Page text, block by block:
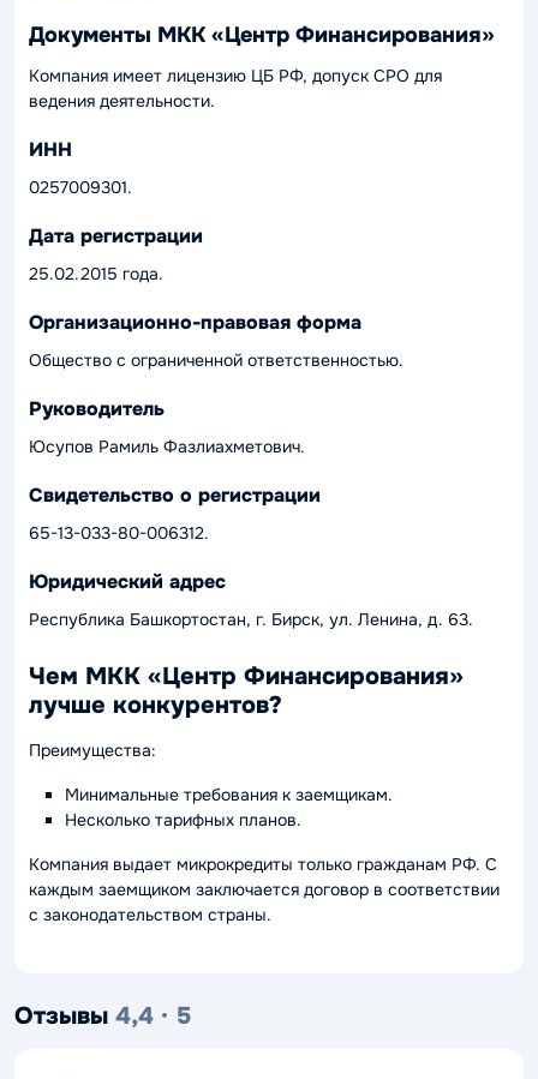
Документы МКК «Центр Финансирования»
Компания имеет лицензию ЦБ РФ, допуск СРО для
ведения деятельности.
ИНН
0257009301.
Дата регистрации
25.02.2015 года.
Организационно-правовая форма
Общество с ограниченной ответственностью.
Руководитель
Юсупов Рамиль Фазлиахметович.
Свидетельство о регистрации
65-13-033-80-006312.
Юридический адрес
Республика Башкортостан, г. Бирск, ул. Ленина, д. 63.
Чем МКК «Центр Финансирования»
лучше конкурентов?
Преимущества:
Минимальные требования к заемщикам.
Несколько тарифных планов.
Компания выдает микрокредиты только гражданам РФ. С
каждым заемщиком заключается договор в соответствии
с законодательством страны.
Отзывы 4,4 · 5